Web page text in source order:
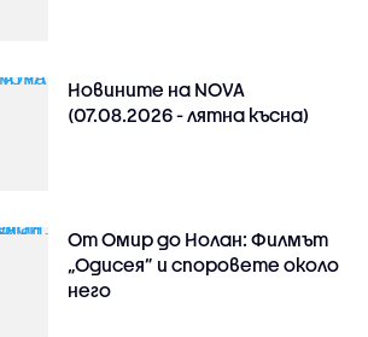
Новините на NOVA
(07.08.2026 - лятна късна)
От Омир до Нолан: Филмът
„Одисея” и споровете около
него